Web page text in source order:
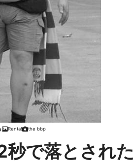
Renta! the bbp
秒で落とされた